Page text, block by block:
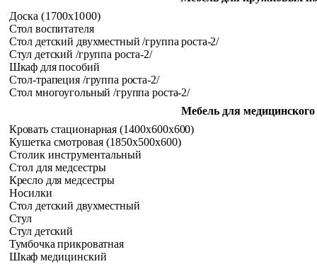
Доска (1700x1000)
Стол воспитателя
Стол детский двухместный /группа роста-2/
Стул детский /группа роста-2/
Шкаф для пособий
Стол-трапеция /группа роста-2/
Стол многоугольный /группа роста-2/
Мебель для медицинского
Кровать стационарная (1400x600x600)
Кушетка смотровая (1850x500x600)
Столик инструментальный
Стол для медсестры
Кресло для медсестры
Носилки
Стол детский двухместный
Стул
Стул детский
Тумбочка прикроватная
Шкаф медицинский